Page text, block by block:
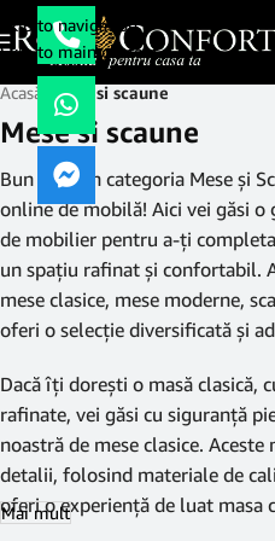
Skip to navigation
Skip to main content
Acasă Mese si scaune
Mese si scaune
Bun venit în categoria Mese și
online de mobilă! Aici vei găsi o
de mobilier pentru a-ți
un spațiu rafinat și confortabil.
mese clasice, mese moderne,
oferi o selecție diversificată și
Dacă îți dorești o masă clasică,
rafinate, vei găsi cu siguranță
noastră de mese clasice.
detalii, folosind materiale de
oferi o experiență de luat masa
Mai mult